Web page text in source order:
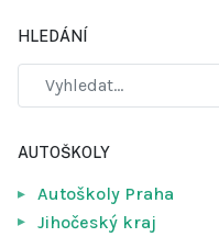
HLEDÁNÍ
AUTOŠKOLY
Autoškoly Praha
Jihočeský kraj